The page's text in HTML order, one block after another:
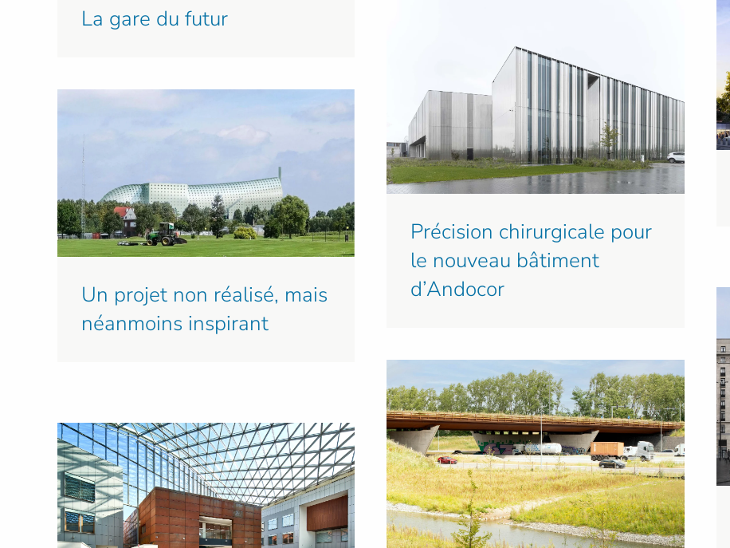
La gare du futur
Un projet non réalisé, mais
néanmoins inspirant
Précision chirurgicale pour
le nouveau bâtiment
d’Andocor